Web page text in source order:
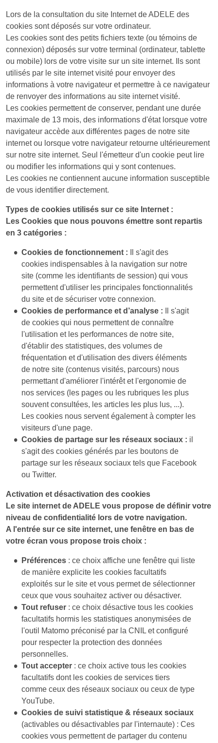
Lors de la consultation du site Internet de ADELE des
cookies sont déposés sur votre ordinateur.
Les cookies sont des petits fichiers texte (ou témoins de
connexion) déposés sur votre terminal (ordinateur, tablette
ou mobile) lors de votre visite sur un site internet. Ils sont
utilisés par le site internet visité pour envoyer des
informations à votre navigateur et permettre à ce navigateur
de renvoyer des informations au site internet visité.
Les cookies permettent de conserver, pendant une durée
maximale de 13 mois, des informations d'état lorsque votre
navigateur accède aux différentes pages de notre site
internet ou lorsque votre navigateur retourne ultérieurement
sur notre site internet. Seul l'émetteur d'un cookie peut lire
ou modifier les informations qui y sont contenues.
Les cookies ne contiennent aucune information susceptible
de vous identifier directement.
Types de cookies utilisés sur ce site Internet :
Les Cookies que nous pouvons émettre sont repartis
en 3 catégories :
Cookies de fonctionnement : Il s'agit des
cookies indispensables à la navigation sur notre
site (comme les identifiants de session) qui vous
permettent d'utiliser les principales fonctionnalités
du site et de sécuriser votre connexion.
Cookies de performance et d’analyse : Il s'agit
de cookies qui nous permettent de connaître
l'utilisation et les performances de notre site,
d'établir des statistiques, des volumes de
fréquentation et d'utilisation des divers éléments
de notre site (contenus visités, parcours) nous
permettant d'améliorer l'intérêt et l'ergonomie de
nos services (les pages ou les rubriques les plus
souvent consultées, les articles les plus lus, ...).
Les cookies nous servent également à compter les
visiteurs d'une page.
Cookies de partage sur les réseaux sociaux : il
s'agit des cookies générés par les boutons de
partage sur les réseaux sociaux tels que Facebook
ou Twitter.
Activation et désactivation des cookies
Le site internet de ADELE vous propose de définir votre
niveau de confidentialité lors de votre navigation.
A l'entrée sur ce site internet, une fenêtre en bas de
votre écran vous propose trois choix :
Préférences : ce choix affiche une fenêtre qui liste
de manière explicite les cookies facultatifs
exploités sur le site et vous permet de sélectionner
ceux que vous souhaitez activer ou désactiver.
Tout refuser : ce choix désactive tous les cookies
facultatifs hormis les statistiques anonymisées de
l'outil Matomo préconisé par la CNIL et configuré
pour respecter la protection des données
personnelles.
Tout accepter : ce choix active tous les cookies
facultatifs dont les cookies de services tiers
comme ceux des réseaux sociaux ou ceux de type
YouTube.
Cookies de suivi statistique & réseaux sociaux
(activables ou désactivables par l'internaute) : Ces
cookies vous permettent de partager du contenu